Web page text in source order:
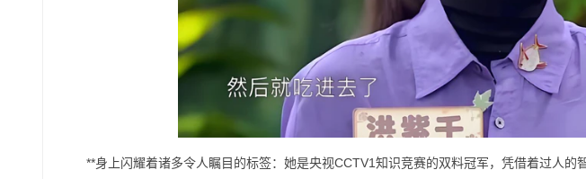
**身上闪耀着诸多令人瞩目的标签：她是央视CCTV1知识竞赛的双料冠军，凭借着过人的